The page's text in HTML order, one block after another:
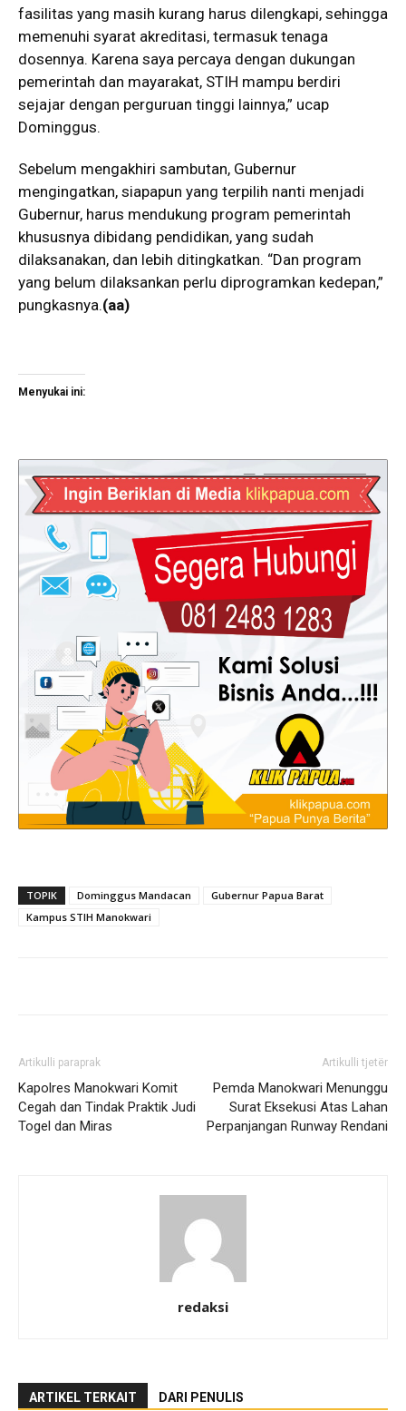
fasilitas yang masih kurang harus dilengkapi, sehingga
memenuhi syarat akreditasi, termasuk tenaga
dosennya. Karena saya percaya dengan dukungan
pemerintah dan mayarakat, STIH mampu berdiri
sejajar dengan perguruan tinggi lainnya,” ucap
Dominggus.
Sebelum mengakhiri sambutan, Gubernur
mengingatkan, siapapun yang terpilih nanti menjadi
Gubernur, harus mendukung program pemerintah
khususnya dibidang pendidikan, yang sudah
dilaksanakan, dan lebih ditingkatkan. “Dan program
yang belum dilaksankan perlu diprogramkan kedepan,”
pungkasnya.(aa)
Menyukai ini:
TOPIK Dominggus Mandacan
Gubernur Papua Barat
Kampus STIH Manokwari
Artikulli paraprak
Kapolres Manokwari Komit
Cegah dan Tindak Praktik Judi
Togel dan Miras
Artikulli tjetër
Pemda Manokwari Menunggu
Surat Eksekusi Atas Lahan
Perpanjangan Runway Rendani
redaksi
ARTIKEL TERKAIT DARI PENULIS